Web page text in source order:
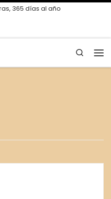
365 días al año
Search